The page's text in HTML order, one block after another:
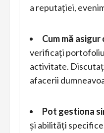
a reputației,
Cum mă
verificați
activitate.
afacerii
Pot gestiona
și abilități